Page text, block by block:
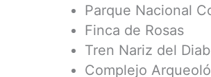
Parque Nacional
Finca de Rosas
Tren Nariz del
Complejo